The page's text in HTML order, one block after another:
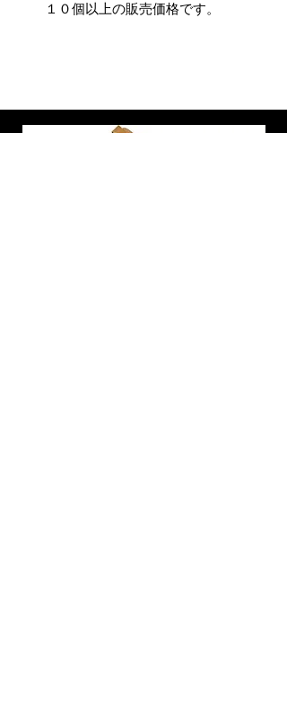
１０個以上の販売価格です。